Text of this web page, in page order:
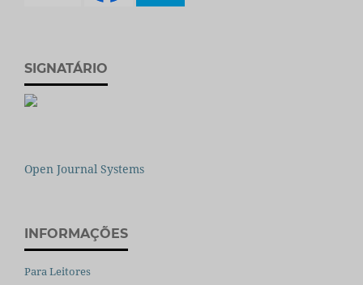
SIGNATÁRIO
Open Journal Systems
INFORMAÇÕES
Para Leitores